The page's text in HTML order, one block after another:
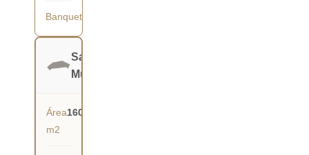
Banquete
Salão
Mundial
Área
m2
160